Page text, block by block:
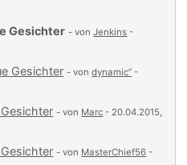
Gesichter - vonJenkins -
Gesichter - vondynamic’’ -
- von Marc - 20.04.2015,
- von MasterChief56 -